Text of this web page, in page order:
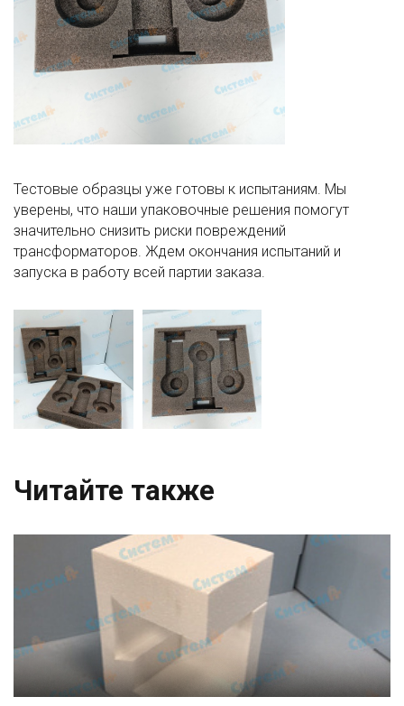
Тестовые образцы уже готовы к испытаниям. Мы
уверены, что наши упаковочные решения помогут
значительно снизить риски повреждений
трансформаторов. Ждем окончания испытаний и
запуска в работу всей партии заказа.
Читайте также